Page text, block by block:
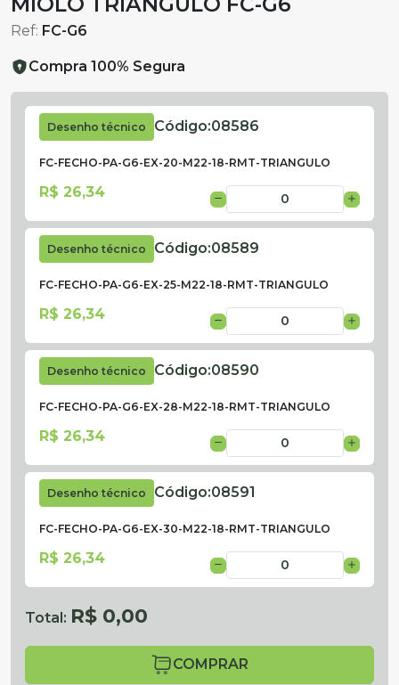
Ref: FC-G6
Compra 100% Segura
Desenho técnico Código:08586
FC-FECHO-PA-G6-EX-20-M22-18-RMT-TRIANGULO
R$ 26,34
Desenho técnico Código:08589
FC-FECHO-PA-G6-EX-25-M22-18-RMT-TRIANGULO
R$ 26,34
Desenho técnico Código:08590
FC-FECHO-PA-G6-EX-28-M22-18-RMT-TRIANGULO
R$ 26,34
Desenho técnico Código:08591
FC-FECHO-PA-G6-EX-30-M22-18-RMT-TRIANGULO
R$ 26,34
Total: R$ 0,00
COMPRAR